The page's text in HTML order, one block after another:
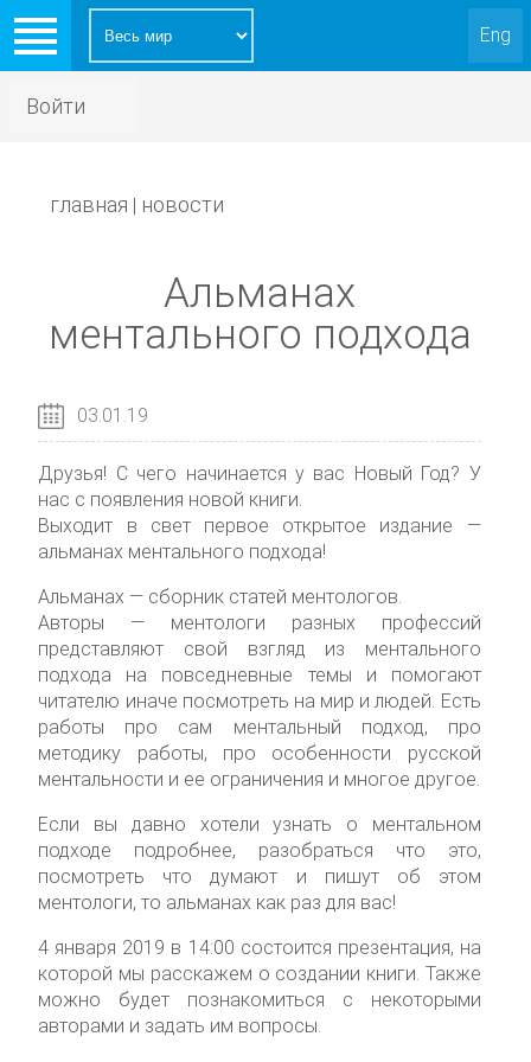
Eng
Войти
главная | новости
Aльманах
ментального подхода
03.01.19
Друзья! С чего начинается у вас Новый Год? У
нас с появления новой книги.
Выходит в свет первое открытое издание —
альманах ментального подхода!
Альманах — сборник статей ментологов.
Авторы — ментологи разных профессий
представляют свой взгляд из ментального
подхода на повседневные темы и помогают
читателю иначе посмотреть на мир и людей. Есть
работы про сам ментальный подход, про
методику работы, про особенности русской
ментальности и ее ограничения и многое другое.
Если вы давно хотели узнать о ментальном
подходе подробнее, разобраться что это,
посмотреть что думают и пишут об этом
ментологи, то альманах как раз для вас!
4 января 2019 в 14:00 состоится презентация, на
которой мы расскажем о создании книги. Также
можно будет познакомиться с некоторыми
авторами и задать им вопросы.